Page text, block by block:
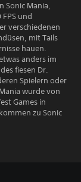
Sonic Mania,
und
verschiedenen
mit Tails
hauen.
anders im
fiesen Dr.
Spielern oder
wurde von
Games in
zu Sonic